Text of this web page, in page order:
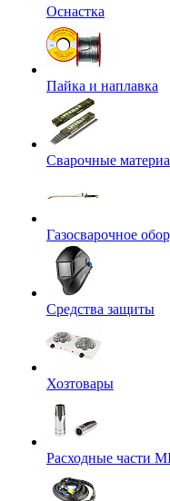
Оснастка
Пайка и наплавка
Сварочные
Газосварочное
Средства защиты
Хозтовары
Расходные части